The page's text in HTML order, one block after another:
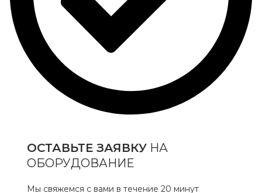
ОСТАВЬТЕ ЗАЯВКУНА
ОБОРУДОВАНИЕ
Мы свяжемся с вами в течение 20 минут